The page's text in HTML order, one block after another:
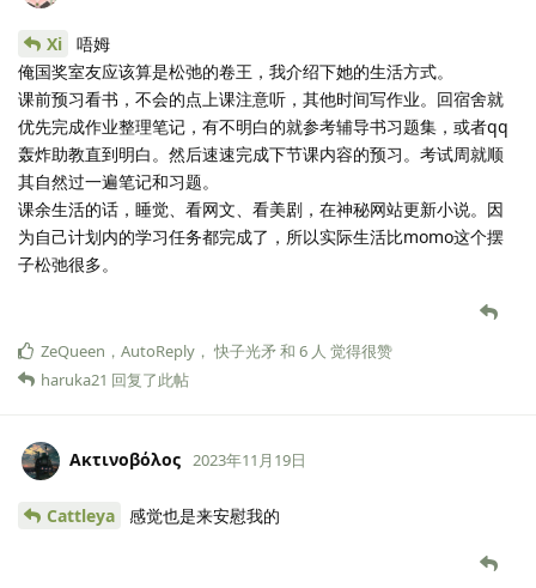
Xi
唔姆
俺国奖室友应该算是松弛的卷王，我介绍下她的生活方式。
课前预习看书，不会的点上课注意听，其他时间写作业。回宿舍就
优先完成作业整理笔记，有不明白的就参考辅导书习题集，或者qq
轰炸助教直到明白。然后速速完成下节课内容的预习。考试周就顺
其自然过一遍笔记和习题。
课余生活的话，睡觉、看网文、看美剧，在神秘网站更新小说。因
为自己计划内的学习任务都完成了，所以实际生活比momo这个摆
子松弛很多。
ZeQueen ， AutoReply ， 快子光矛和 6 人 觉得很赞
haruka21 回复了此帖
Ακτινοβόλος 2023年11月19日
Cattleya 感觉也是来安慰我的